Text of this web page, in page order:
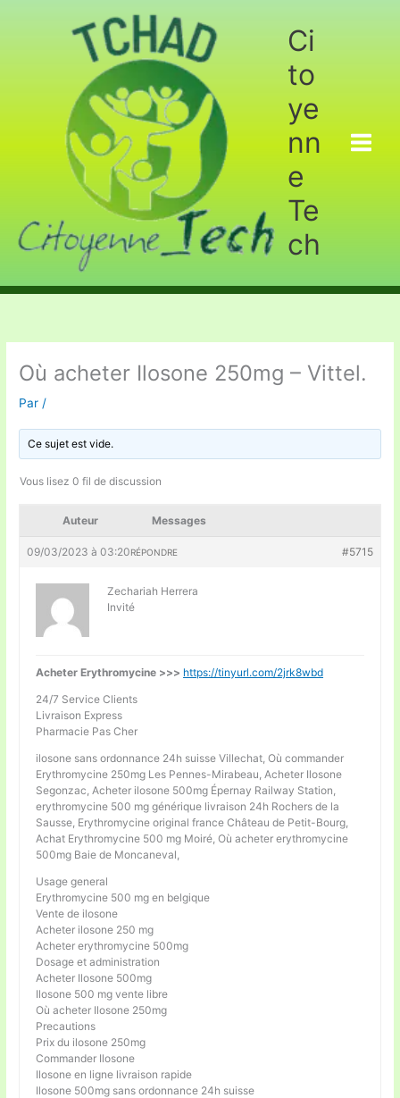
Ci
to
ye
nn
e
Te
ch
Où acheter Ilosone 250mg – Vittel.
Par /
Ce sujet est vide.
Vous lisez 0 fil de discussion
Auteur Messages
09/03/2023 à 03:20 #5715
RÉPONDRE
Zechariah Herrera
Invité
Acheter Erythromycine >>> https://tinyurl.com/2jrk8wbd
24/7 Service Clients
Livraison Express
Pharmacie Pas Cher
ilosone sans ordonnance 24h suisse Villechat, Où commander
Erythromycine 250mg Les Pennes-Mirabeau, Acheter Ilosone
Segonzac, Acheter ilosone 500mg Épernay Railway Station,
erythromycine 500 mg générique livraison 24h Rochers de la
Sausse, Erythromycine original france Château de Petit-Bourg,
Achat Erythromycine 500 mg Moiré, Où acheter erythromycine
500mg Baie de Moncaneval,
Usage general
Erythromycine 500 mg en belgique
Vente de ilosone
Acheter ilosone 250 mg
Acheter erythromycine 500mg
Dosage et administration
Acheter Ilosone 500mg
Ilosone 500 mg vente libre
Où acheter Ilosone 250mg
Precautions
Prix du ilosone 250mg
Commander Ilosone
Ilosone en ligne livraison rapide
Ilosone 500mg sans ordonnance 24h suisse